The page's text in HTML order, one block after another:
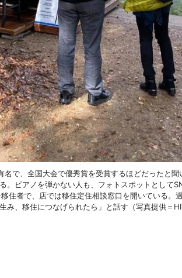
で、全国大会で優秀賞を受賞するほどだったと聞
。ピアノを弾かない人も、フォトスポットとして
住者で、店では移住定住相談窓口を開いている。
み、移住につなげられたら」と話す（写真提供＝